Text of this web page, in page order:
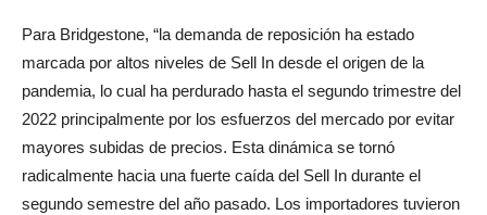
Para Bridgestone, “la demanda de reposición ha estado
marcada por altos niveles de Sell In desde el origen de la
pandemia, lo cual ha perdurado hasta el segundo trimestre del
2022 principalmente por los esfuerzos del mercado por evitar
mayores subidas de precios. Esta dinámica se tornó
radicalmente hacia una fuerte caída del Sell In durante el
segundo semestre del año pasado. Los importadores tuvieron